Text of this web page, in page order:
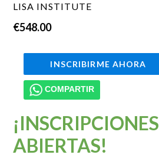
LISA INSTITUTE
Precio
€548.00
INSCRIBIRME AHORA
COMPARTIR
¡INSCRIPCIONES
ABIERTAS!